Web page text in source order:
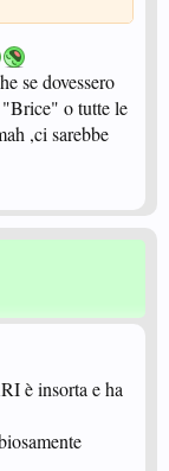
se dovessero
"Brice" o tutte le
,ci sarebbe
è insorta e ha